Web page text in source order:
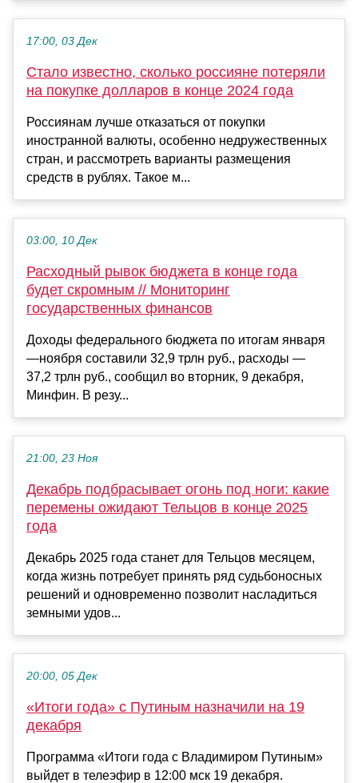
17:00, 03 Дек
Стало известно, сколько россияне потеряли
на покупке долларов в конце 2024 года
Россиянам лучше отказаться от покупки
иностранной валюты, особенно недружественных
стран, и рассмотреть варианты размещения
средств в рублях. Такое м...
03:00, 10 Дек
Расходный рывок бюджета в конце года
будет скромным // Мониторинг
государственных финансов
Доходы федерального бюджета по итогам января
—ноября составили 32,9 трлн руб., расходы —
37,2 трлн руб., сообщил во вторник, 9 декабря,
Минфин. В резу...
21:00, 23 Ноя
Декабрь подбрасывает огонь под ноги: какие
перемены ожидают Тельцов в конце 2025
года
Декабрь 2025 года станет для Тельцов месяцем,
когда жизнь потребует принять ряд судьбоносных
решений и одновременно позволит насладиться
земными удов...
20:00, 05 Дек
«Итоги года» с Путиным назначили на 19
декабря
Программа «Итоги года с Владимиром Путиным»
выйдет в телеэфир в 12:00 мск 19 декабря.